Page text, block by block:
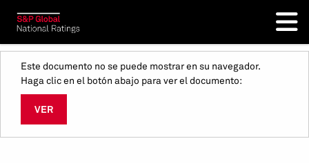
Este documento no se puede mostrar en su navegador.
Haga clic en el botón abajo para ver el documento:
VER